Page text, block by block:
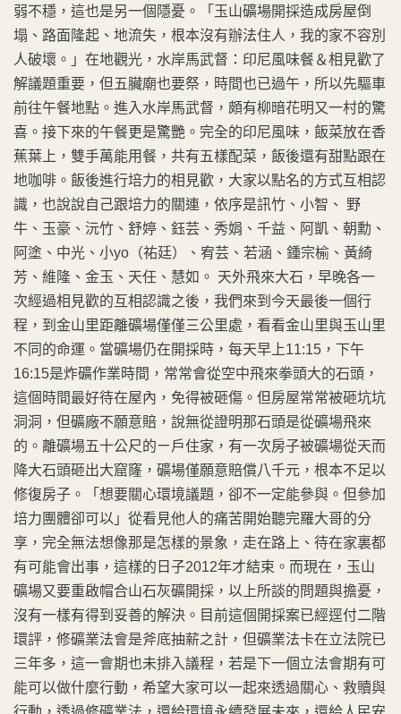
弱不穩，這也是另一個隱憂。「玉山礦場開採造成房屋倒
塌、路面隆起、地流失，根本沒有辦法住人，我的家不容別
人破壞。」在地觀光，水岸馬武督：印尼風味餐＆相見歡了
解議題重要，但五臟廟也要祭，時間也已過午，所以先驅車
前往午餐地點。進入水岸馬武督，頗有柳暗花明又一村的驚
喜。接下來的午餐更是驚艷。完全的印尼風味，飯菜放在香
蕉葉上，雙手萬能用餐，共有五樣配菜，飯後還有甜點跟在
地咖啡。飯後進行培力的相見歡，大家以點名的方式互相認
識，也說說自己跟培力的關連，依序是訊竹、小智、 野
牛、玉豪、沅竹、舒婷、鈺芸、秀娟、千益、阿凱、朝勳、
阿塗、中光、小yo（祐廷）、宥芸、若涵、鍾宗榆、黃綺
芳、維隆、金玉、天任、慧如。 天外飛來大石，早晚各一
次經過相見歡的互相認識之後，我們來到今天最後一個行
程，到金山里距離礦場僅僅三公里處，看看金山里與玉山里
不同的命運。當礦場仍在開採時，每天早上11:15，下午
16:15是炸礦作業時間，常常會從空中飛來拳頭大的石頭，
這個時間最好待在屋內，免得被砸傷。但房屋常常被砸坑坑
洞洞，但礦廠不願意賠，說無從證明那石頭是從礦場飛來
的。離礦場五十公尺的ㄧ戶住家，有一次房子被礦場從天而
降大石頭砸出大窟窿，礦場僅願意賠償八千元，根本不足以
修復房子。「想要關心環境議題，卻不一定能參與。但參加
培力團體卻可以」從看見他人的痛苦開始聽完羅大哥的分
享，完全無法想像那是怎樣的景象，走在路上、待在家裏都
有可能會出事，這樣的日子2012年才結束。而現在，玉山
礦場又要重啟帽合山石灰礦開採，以上所談的問題與擔憂，
沒有一樣有得到妥善的解決。目前這個開採案已經逕付二階
環評，修礦業法會是斧底抽薪之計，但礦業法卡在立法院已
三年多，這一會期也未排入議程，若是下一個立法會期有可
能可以做什麼行動，希望大家可以一起來透過關心、救贖與